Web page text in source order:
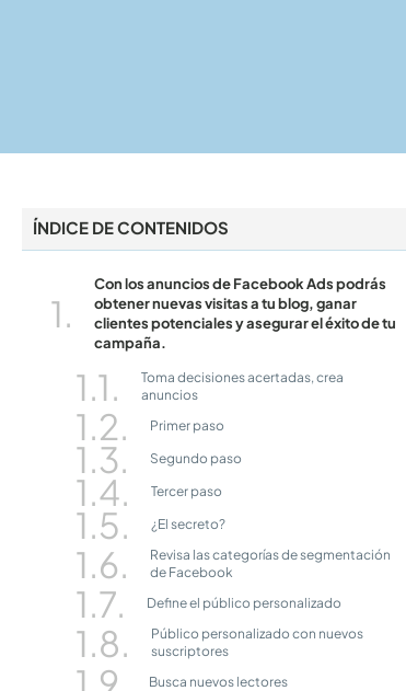
ÍNDICE DE CONTENIDOS
Con los anuncios de Facebook Ads podrás
obtener nuevas visitas a tu blog, ganar
clientes potenciales y asegurar el éxito de tu
campaña.
Toma decisiones acertadas, crea
anuncios
Primer paso
Segundo paso
Tercer paso
¿El secreto?
Revisa las categorías de segmentación
de Facebook
Define el público personalizado
Público personalizado con nuevos
suscriptores
Busca nuevos lectores